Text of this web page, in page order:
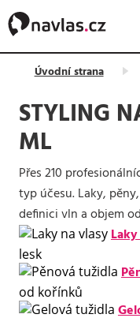
Úvodní strana
STYLING
ML
Přes 210
typ účesu. Laky,
definici vln a objem
lesk
od kořínků